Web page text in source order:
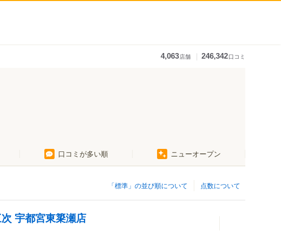
4,063店舗 246,342口コミ
園前駅
江曽島駅
口コミが多い順 ニューオープン
点数について
「標準」の並び順について
宇都宮東簗瀬店